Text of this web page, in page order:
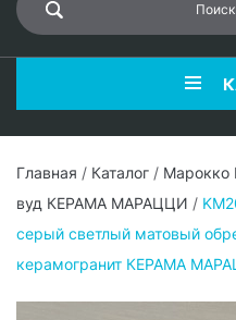
Главная / Каталог /
вуд КЕРАМА МАРАЦЦИ /
серый светлый матовый
керамогранит КЕРАМА